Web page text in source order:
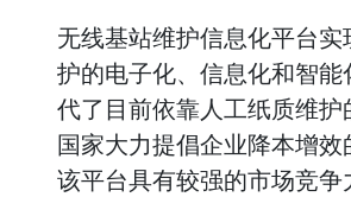
无线基站维护信息化平台实
护的电子化、信息化和智能
代了目前依靠人工纸质维护
国家大力提倡企业降本增效
该平台具有较强的市场竞争